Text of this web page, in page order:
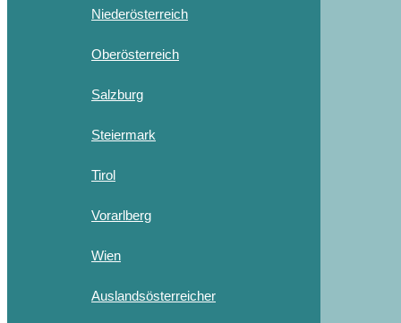
Niederösterreich
Oberösterreich
Salzburg
Steiermark
Tirol
Vorarlberg
Wien
Auslandsösterreicher